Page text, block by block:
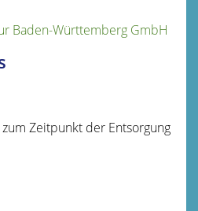
Baden-Württemberg GmbH
Zeitpunkt der Entsorgung